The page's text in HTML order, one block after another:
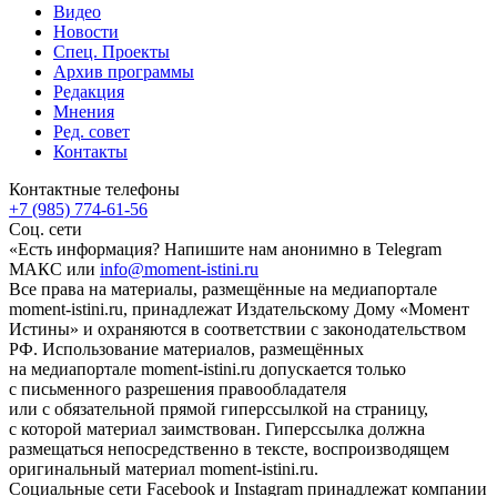
Видео
Новости
Спец. Проекты
Архив программы
Редакция
Мнения
Ред. совет
Контакты
Контактные телефоны
+7 (985) 774-61-56
Соц. сети
«Есть информация? Напишите нам анонимно в Telegram
МАКС или info@moment-istini.ru
Все права на материалы, размещённые на медиапортале
moment-istini.ru, принадлежат Издательскому Дому «Момент
Истины» и охраняются в соответствии с законодательством
РФ. Использование материалов, размещённых
на медиапортале moment-istini.ru допускается только
с письменного разрешения правообладателя
или с обязательной прямой гиперссылкой на страницу,
с которой материал заимствован. Гиперссылка должна
размещаться непосредственно в тексте, воспроизводящем
оригинальный материал moment-istini.ru.
Социальные сети Facebook и Instagram принадлежат компании